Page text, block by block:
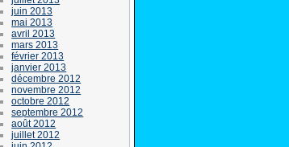
juin 2013
mai 2013
avril 2013
mars 2013
février 2013
janvier 2013
décembre 2012
novembre 2012
octobre 2012
septembre 2012
août 2012
juillet 2012